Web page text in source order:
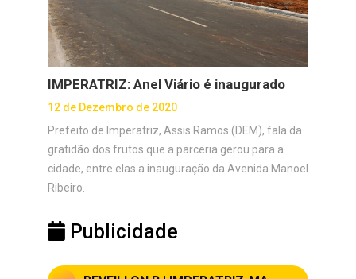
IMPERATRIZ: Anel Viário é inaugurado
12 de Dezembro de 2020
Prefeito de Imperatriz, Assis Ramos (DEM), fala da
gratidão dos frutos que a parceria gerou para a
cidade, entre elas a inauguração da Avenida Manoel
Ribeiro.
Publicidade